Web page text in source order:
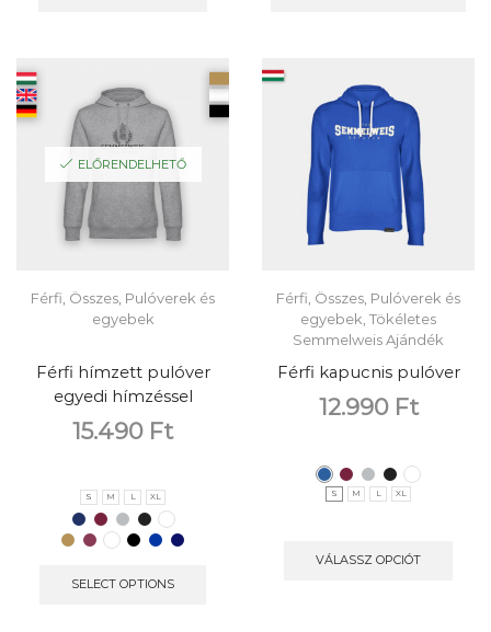
ELŐRENDELHETŐ
Férfi Összes Pulóverek és
egyebek
Férfi hímzett pulóver
egyedi hímzéssel
15.490 Ft
S M L XL
SELECT OPTIONS
Férfi Összes Pulóverek és
egyebek Tökéletes
Semmelweis Ajándék
Férfi kapucnis pulóver
12.990 Ft
S M L XL
VÁLASSZ OPCIÓT